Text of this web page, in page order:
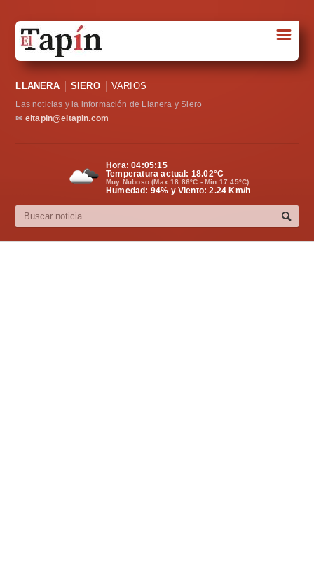
Sociedad
Política
Cultura
☰
LLANERA SIERO VARIOS
Las noticias y la información de Llanera y Siero
✉ eltapin@eltapin.com
Hora:04:05:16
Temperatura actual: 18.02°C
Muy Nuboso (Max.18.86ºC - Min.17.45ºC)
Humedad: 94% y Viento: 2.24 Km/h